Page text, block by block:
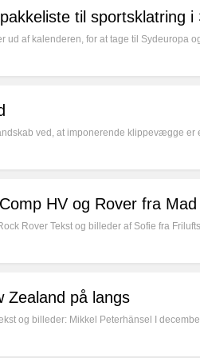
til sportsklatring i
ud af kalenderen, for at tage til Sydeuropa
ved, at imponerende klippevægge
HV og Rover fra
Rover Tekst og billeder af Sofie fra
Zealand på langs
og billeder: Mikkel Peterhänsel I